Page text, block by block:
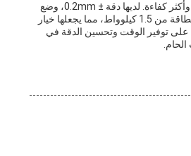
هي آلة لحام نقطة و آلة لحام التيار المتردد مصممة لجعل عمليات الحام أسهل وأكثر كفاءة. لديها دقة ± 0.2mm، وضع
التحكم في PLC،وزنها 200 كجم ومتوسط عرض لحام 3-20 ممهذه الآلة لديها أيضا استهلاك الطاقة من 1.5 كيلوواط، مما يجعلها خيار
على توفير الوقت وتحسين الدقة في
الحام.